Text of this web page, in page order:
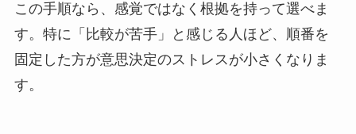
この手順なら、感覚ではなく根拠を持って選べま
す。特に「比較が苦手」と感じる人ほど、順番を
固定した方が意思決定のストレスが小さくなりま
す。